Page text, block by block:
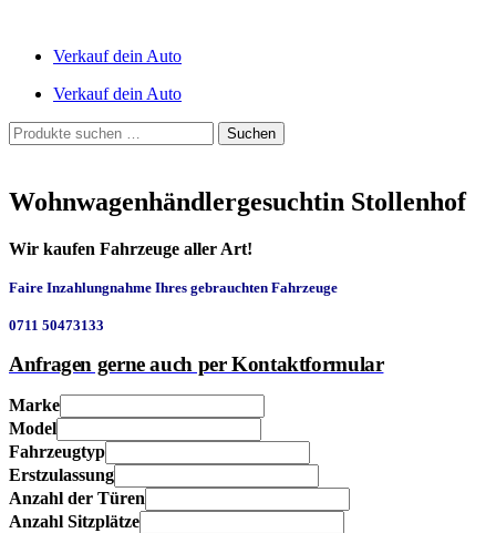
Verkauf dein Auto
Verkauf dein Auto
Suchen
nach:
Suchen
Wohnwagenhändlergesuchtin Stollenhof
Wir kaufen Fahrzeuge aller Art!
Faire Inzahlungnahme Ihres gebrauchten Fahrzeuge
0711 50473133
Anfragen gerne auch per Kontaktformular
Marke
Model
Fahrzeugtyp
Erstzulassung
Anzahl der Türen
Anzahl Sitzplätze